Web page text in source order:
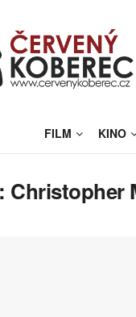
FILM KINO
Christopher